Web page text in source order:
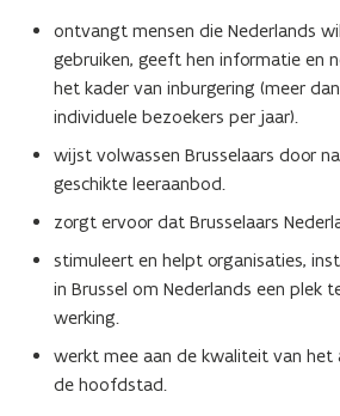
ontvangt mensen die Nederlands
gebruiken, geeft hen informatie en
het kader van inburgering (meer
individuele bezoekers per jaar).
wijst volwassen Brusselaars door
geschikte leeraanbod.
zorgt ervoor dat Brusselaars
stimuleert en helpt organisaties,
in Brussel om Nederlands een plek
werking.
werkt mee aan de kwaliteit van het
de hoofdstad.